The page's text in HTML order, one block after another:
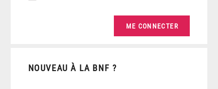
NOUVEAU À LA BNF ?